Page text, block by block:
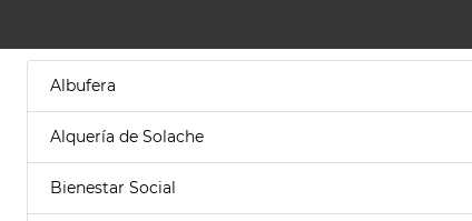
Albufera
Alquería de Solache
Bienestar Social